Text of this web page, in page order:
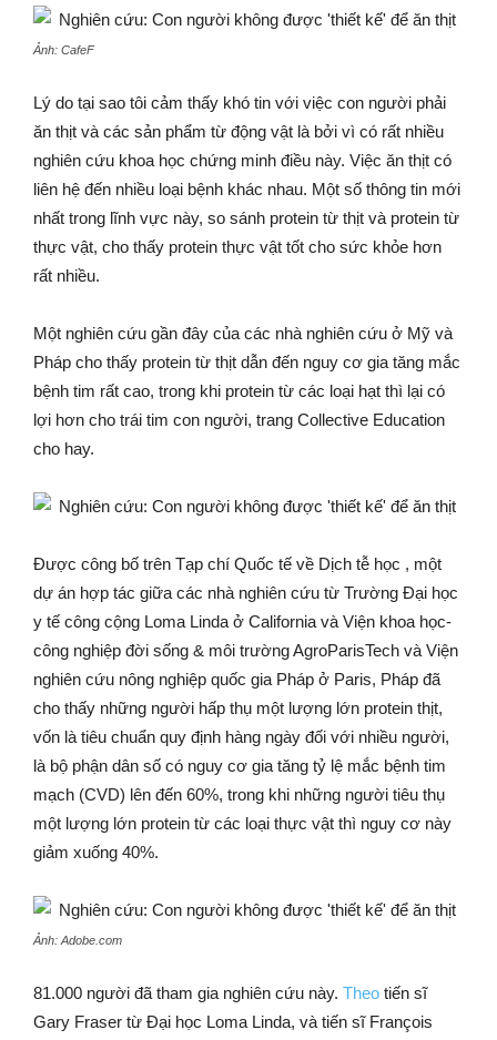
Ảnh: CafeF
Lý do tại sao tôi cảm thấy khó tin với việc con người phải
ăn thịt và các sản phẩm từ động vật là bởi vì có rất nhiều
nghiên cứu khoa học chứng minh điều này. Việc ăn thịt có
liên hệ đến nhiều loại bệnh khác nhau. Một số thông tin mới
nhất trong lĩnh vực này, so sánh protein từ thịt và protein từ
thực vật, cho thấy protein thực vật tốt cho sức khỏe hơn
rất nhiều.
Một nghiên cứu gần đây của các nhà nghiên cứu ở Mỹ và
Pháp cho thấy protein từ thịt dẫn đến nguy cơ gia tăng mắc
bệnh tim rất cao, trong khi protein từ các loại hạt thì lại có
lợi hơn cho trái tim con người, trang Collective Education
cho hay.
Được công bố trên Tạp chí Quốc tế về Dịch tễ học , một
dự án hợp tác giữa các nhà nghiên cứu từ Trường Đại học
y tế công cộng Loma Linda ở California và Viện khoa học-
công nghiệp đời sống & môi trường AgroParisTech và Viện
nghiên cứu nông nghiệp quốc gia Pháp ở Paris, Pháp đã
cho thấy những người hấp thụ một lượng lớn protein thịt,
vốn là tiêu chuẩn quy định hàng ngày đối với nhiều người,
là bộ phận dân số có nguy cơ gia tăng tỷ lệ mắc bệnh tim
mạch (CVD) lên đến 60%, trong khi những người tiêu thụ
một lượng lớn protein từ các loại thực vật thì nguy cơ này
giảm xuống 40%.
Ảnh: Adobe.com
81.000 người đã tham gia nghiên cứu này. Theo tiến sĩ
Gary Fraser từ Đại học Loma Linda, và tiến sĩ François